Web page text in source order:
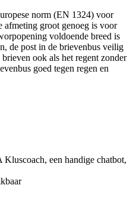
norm (EN 1324) voor
afmeting groot genoeg is voor
voldoende breed is
de post in de brievenbus veilig
ook als het regent zonder
goed tegen regen en
een handige chatbot,